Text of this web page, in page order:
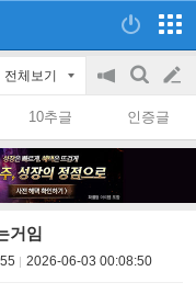
전체보기
공
on/off
검
색
글
쓰
10추글 인증글
거임
55 2026-06-03 00:08:50